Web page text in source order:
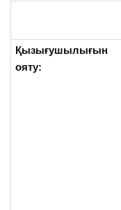
Қызығушылығын
ояту: